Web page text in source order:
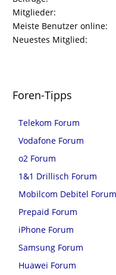
Mitglieder
Meiste Benutzer online
Neuestes Mitglied
Foren-Tipps
Telekom Forum
Vodafone Forum
o2 Forum
1&1 Drillisch Forum
Mobilcom Debitel Forum
Prepaid Forum
iPhone Forum
Samsung Forum
Huawei Forum